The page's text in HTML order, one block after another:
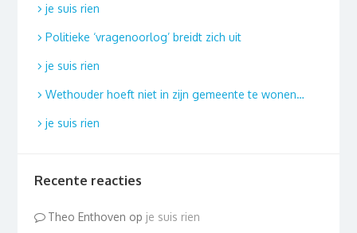
je suis rien
Politieke ‘vragenoorlog’ breidt zich uit
je suis rien
Wethouder hoeft niet in zijn gemeente te wonen…
je suis rien
Recente reacties
Theo Enthoven op je suis rien